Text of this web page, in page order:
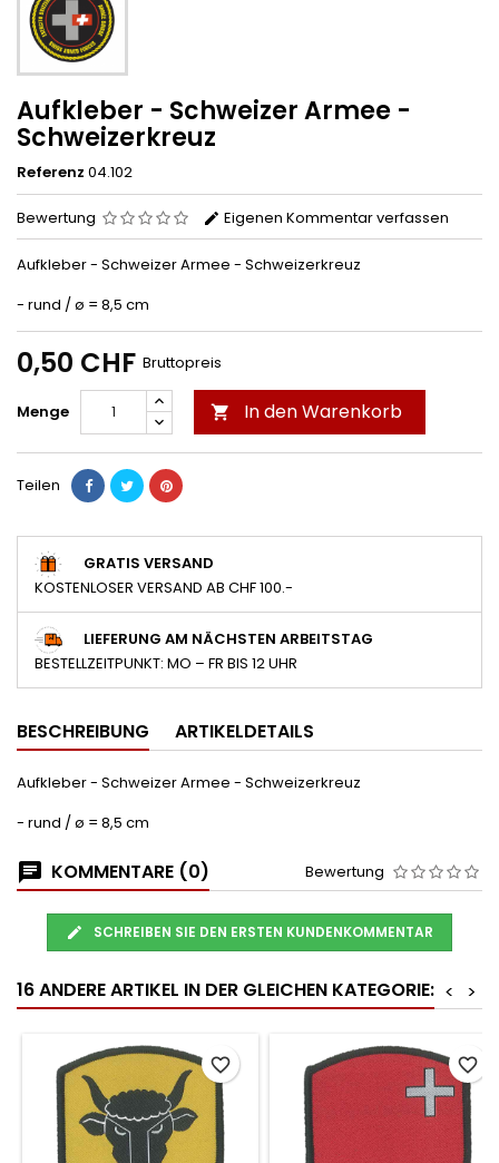
Aufkleber - Schweizer Armee -
Schweizerkreuz
Referenz 04.102
Bewertung Eigenen Kommentar verfassen
Aufkleber - Schweizer Armee - Schweizerkreuz
- rund / ø = 8,5 cm
0,50 CHF Bruttopreis
Menge  In den Warenkorb
Teilen
GRATIS VERSAND
KOSTENLOSER VERSAND AB CHF 100.-
LIEFERUNG AM NÄCHSTEN ARBEITSTAG
BESTELLZEITPUNKT: MO – FR BIS 12 UHR
BESCHREIBUNG ARTIKELDETAILS
Aufkleber - Schweizer Armee - Schweizerkreuz
- rund / ø = 8,5 cm
KOMMENTARE (0) Bewertung
SCHREIBEN SIE DEN ERSTEN KUNDENKOMMENTAR
16 ANDERE ARTIKEL IN DER GLEICHEN KATEGORIE: >
<
favorite_border favorite_border